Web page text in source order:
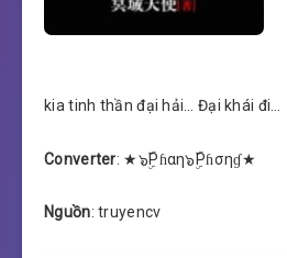
kia tinh thần đại hải… Đại khái đi…
Converter: ★๖ۣۜPɦαη๖ۣۜPɦσηɠ★
Nguồn: truyencv